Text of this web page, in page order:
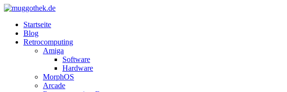
Startseite
Blog
Retrocomputing
Amiga
Software
Hardware
MorphOS
Arcade